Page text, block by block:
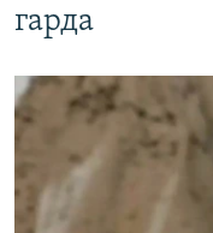
гарда